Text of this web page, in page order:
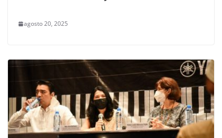
agosto 20, 2025